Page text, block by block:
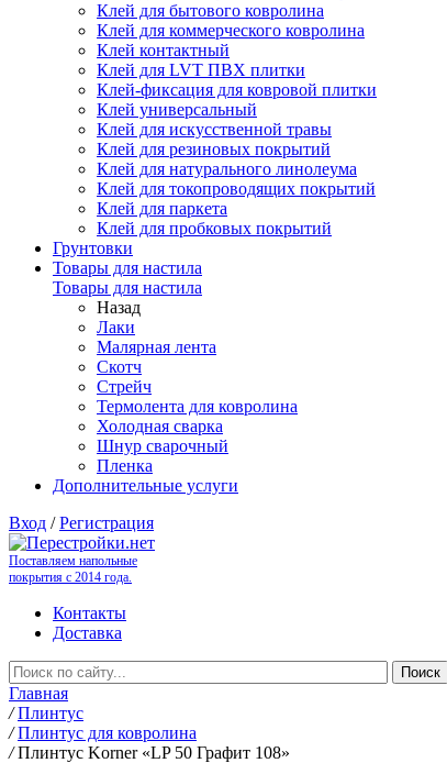
Клей для бытового ковролина
Клей для коммерческого ковролина
Клей контактный
Клей для LVT ПВХ плитки
Клей-фиксация для ковровой плитки
Клей универсальный
Клей для искусственной травы
Клей для резиновых покрытий
Клей для натурального линолеума
Клей для токопроводящих покрытий
Клей для паркета
Клей для пробковых покрытий
Грунтовки
Товары для настила
Товары для настила
Назад
Лаки
Малярная лента
Скотч
Стрейч
Термолента для ковролина
Холодная сварка
Шнур сварочный
Пленка
Дополнительные услуги
Вход /Регистрация
Поставляем напольные
покрытия с 2014 года.
Контакты
Доставка
Главная
/ Плинтус
/ Плинтус для ковролина
/ Плинтус Korner «LP 50 Графит 108»